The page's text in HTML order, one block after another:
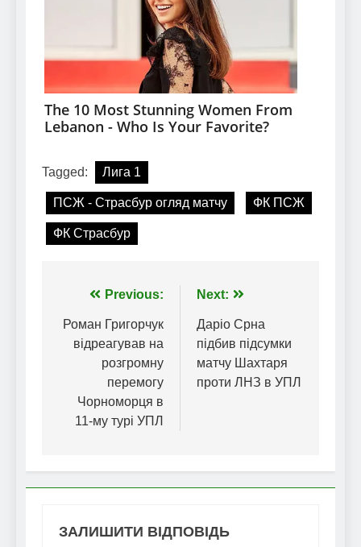
Tagged: Лига 1
ПСЖ - Страсбур огляд матчу ФК ПСЖ
ФК Страсбур
Навігація
записів
Previous:
Роман Григорчук
відреагував на
розгромну
перемогу
Чорноморця в
11-му турі УПЛ
Next:
Даріо Срна
підбив підсумки
матчу Шахтаря
проти ЛНЗ в УПЛ
ЗАЛИШИТИ ВІДПОВІДЬ